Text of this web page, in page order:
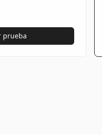
prueba